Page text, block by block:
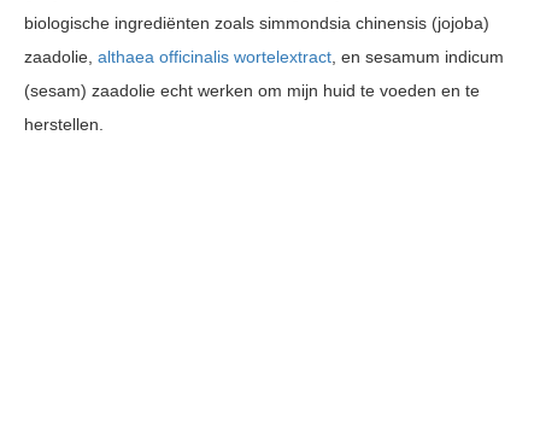
biologische ingrediënten zoals simmondsia chinensis (jojoba)
zaadolie, althaea officinalis wortelextract, en sesamum indicum
(sesam) zaadolie echt werken om mijn huid te voeden en te
herstellen.